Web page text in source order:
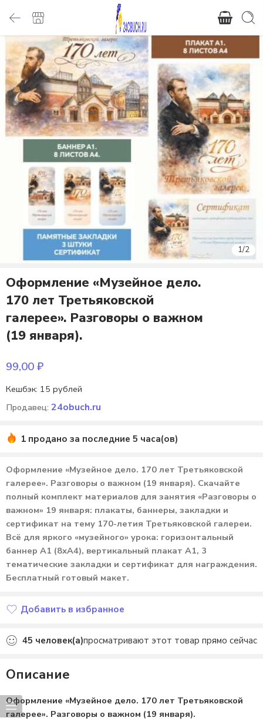
1/2
Оформление «Музейное дело.
170 лет Третьяковской
галерее». Разговоры о важном
(19 января).
99,00₽
Кешбэк: 15 рублей
Продавец: 24obuch.ru
1 продано за последние 5 часа(ов)
Оформление «Музейное дело. 170 лет Третьяковской
галерее». Разговоры о важном (19 января). Скачайте
полный комплект материалов для занятия «Разговоры о
важном» 19 января: плакаты, баннеры, закладки и
сертификат на тему 170-летия Третьяковской галереи.
Всё для яркого «музейного» урока: горизонтальный
баннер А1 (8хА4), вертикальный плакат А1, 3
тематические закладки и сертификат для награждения.
Бесплатный готовый макет.
Добавить в избранное
45 человек(а)просматривают этот товар прямо сейчас
Описание
Оформление «Музейное дело. 170 лет Третьяковской
галерее». Разговоры о важном (19 января).